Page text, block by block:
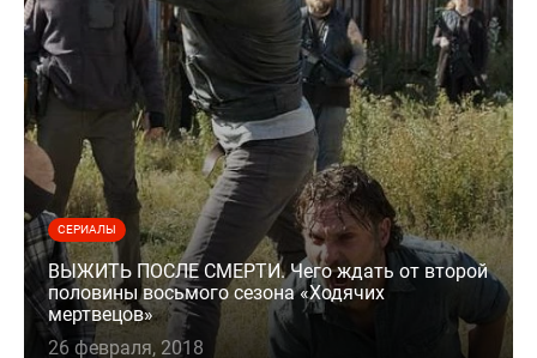
СЕРИАЛЫ
ВЫЖИТЬ ПОСЛЕ СМЕРТИ. Чего ждать от второй
половины восьмого сезона «Ходячих
мертвецов»
26 февраля, 2018